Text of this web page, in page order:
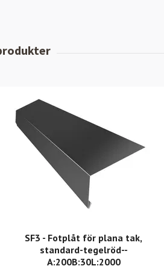
SF3 - Fotplåt för plana tak,
standard-tegelröd--
A:200B:30L:2000